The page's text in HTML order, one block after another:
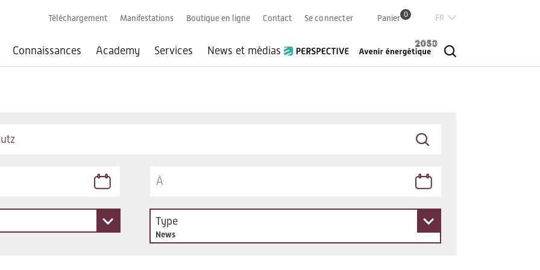
Connaissances Academy Services News et médias
Téléchargement Manifestations Boutique en ligne Contact Se connecter Panier 0
English
Type
News